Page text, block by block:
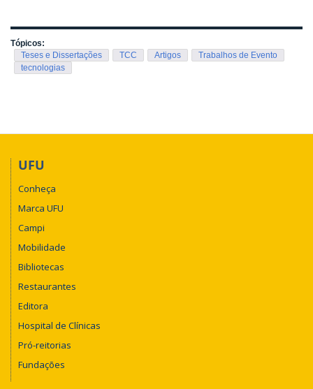
Tópicos:
Teses e Dissertações
TCC Artigos
Trabalhos de Evento
tecnologias
UFU
Conheça
Marca UFU
Campi
Mobilidade
Bibliotecas
Restaurantes
Editora
Hospital de Clínicas
Pró-reitorias
Fundações